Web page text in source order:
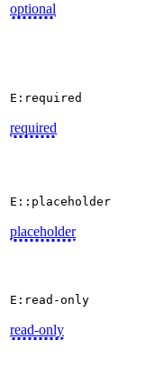
optional
E:required
required
E::placeholder
placeholder
E:read-only
read-only